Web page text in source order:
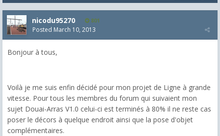
nicodu95270 801
Posted March 10, 2013
Bonjour à tous,
Voilà je me suis enfin décidé pour mon projet de Ligne à grande
vitesse. Pour tous les membres du forum qui suivaient mon
sujet Douai-Arras V1.0 celui-ci est terminés à 80% il ne reste cas
poser le décors à quelque endroit ainsi que la pose d'objet
complémentaires.